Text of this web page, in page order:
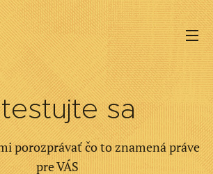
sa
porozprávať čo to znamená práve
pre VÁS